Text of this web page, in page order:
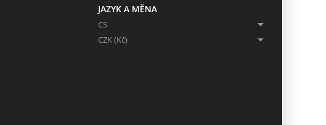
JAZYK A MĚNA
CS
CZK (Kč)